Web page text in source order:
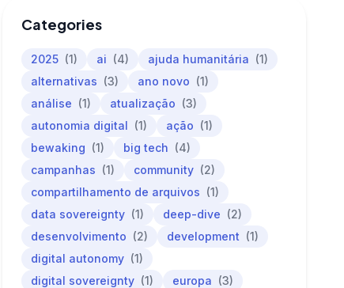
Categories
2025 (1) ai (4) ajuda humanitária (1)
alternativas (3) ano novo (1)
análise (1) atualização (3)
autonomia digital (1) ação (1)
bewaking (1) big tech (4)
campanhas (1) community (2)
compartilhamento de arquivos (1)
data sovereignty (1) deep-dive (2)
desenvolvimento (2) development (1)
digital autonomy (1)
digital sovereignty (1) europa (3)